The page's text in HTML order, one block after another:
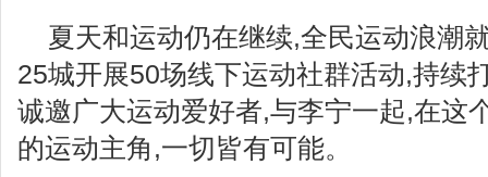
夏天和运动仍在继续,全民运动浪潮
25城开展50场线下运动社群活动,持续
诚邀广大运动爱好者,与李宁一起,在这
的运动主角,一切皆有可能。